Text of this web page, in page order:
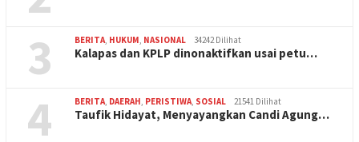
3 BERITA, HUKUM, NASIONAL 34242 Dilihat
Kalapas dan KPLP dinonaktifkan usai petu…
4 BERITA, DAERAH, PERISTIWA, SOSIAL 21541 Dilihat
Taufik Hidayat, Menyayangkan Candi Agung…